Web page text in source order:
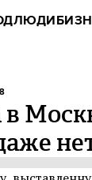
ЛЮДИ